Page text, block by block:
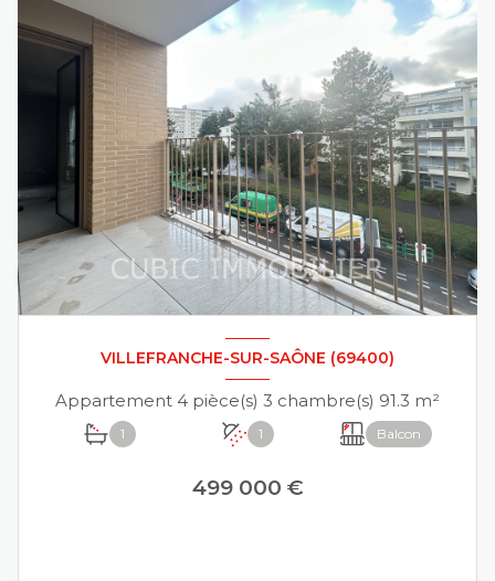
VILLEFRANCHE-SUR-SAÔNE (69400)
Appartement 4 pièce(s) 3 chambre(s) 91.3 m²
1 1 Balcon
499 000 €